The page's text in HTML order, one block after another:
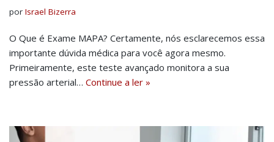
por Israel Bizerra
O Que é Exame MAPA? Certamente, nós esclarecemos essa
importante dúvida médica para você agora mesmo.
Primeiramente, este teste avançado monitora a sua
pressão arterial… Continue a ler »